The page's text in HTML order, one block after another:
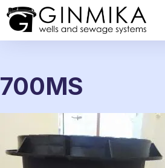
700MS